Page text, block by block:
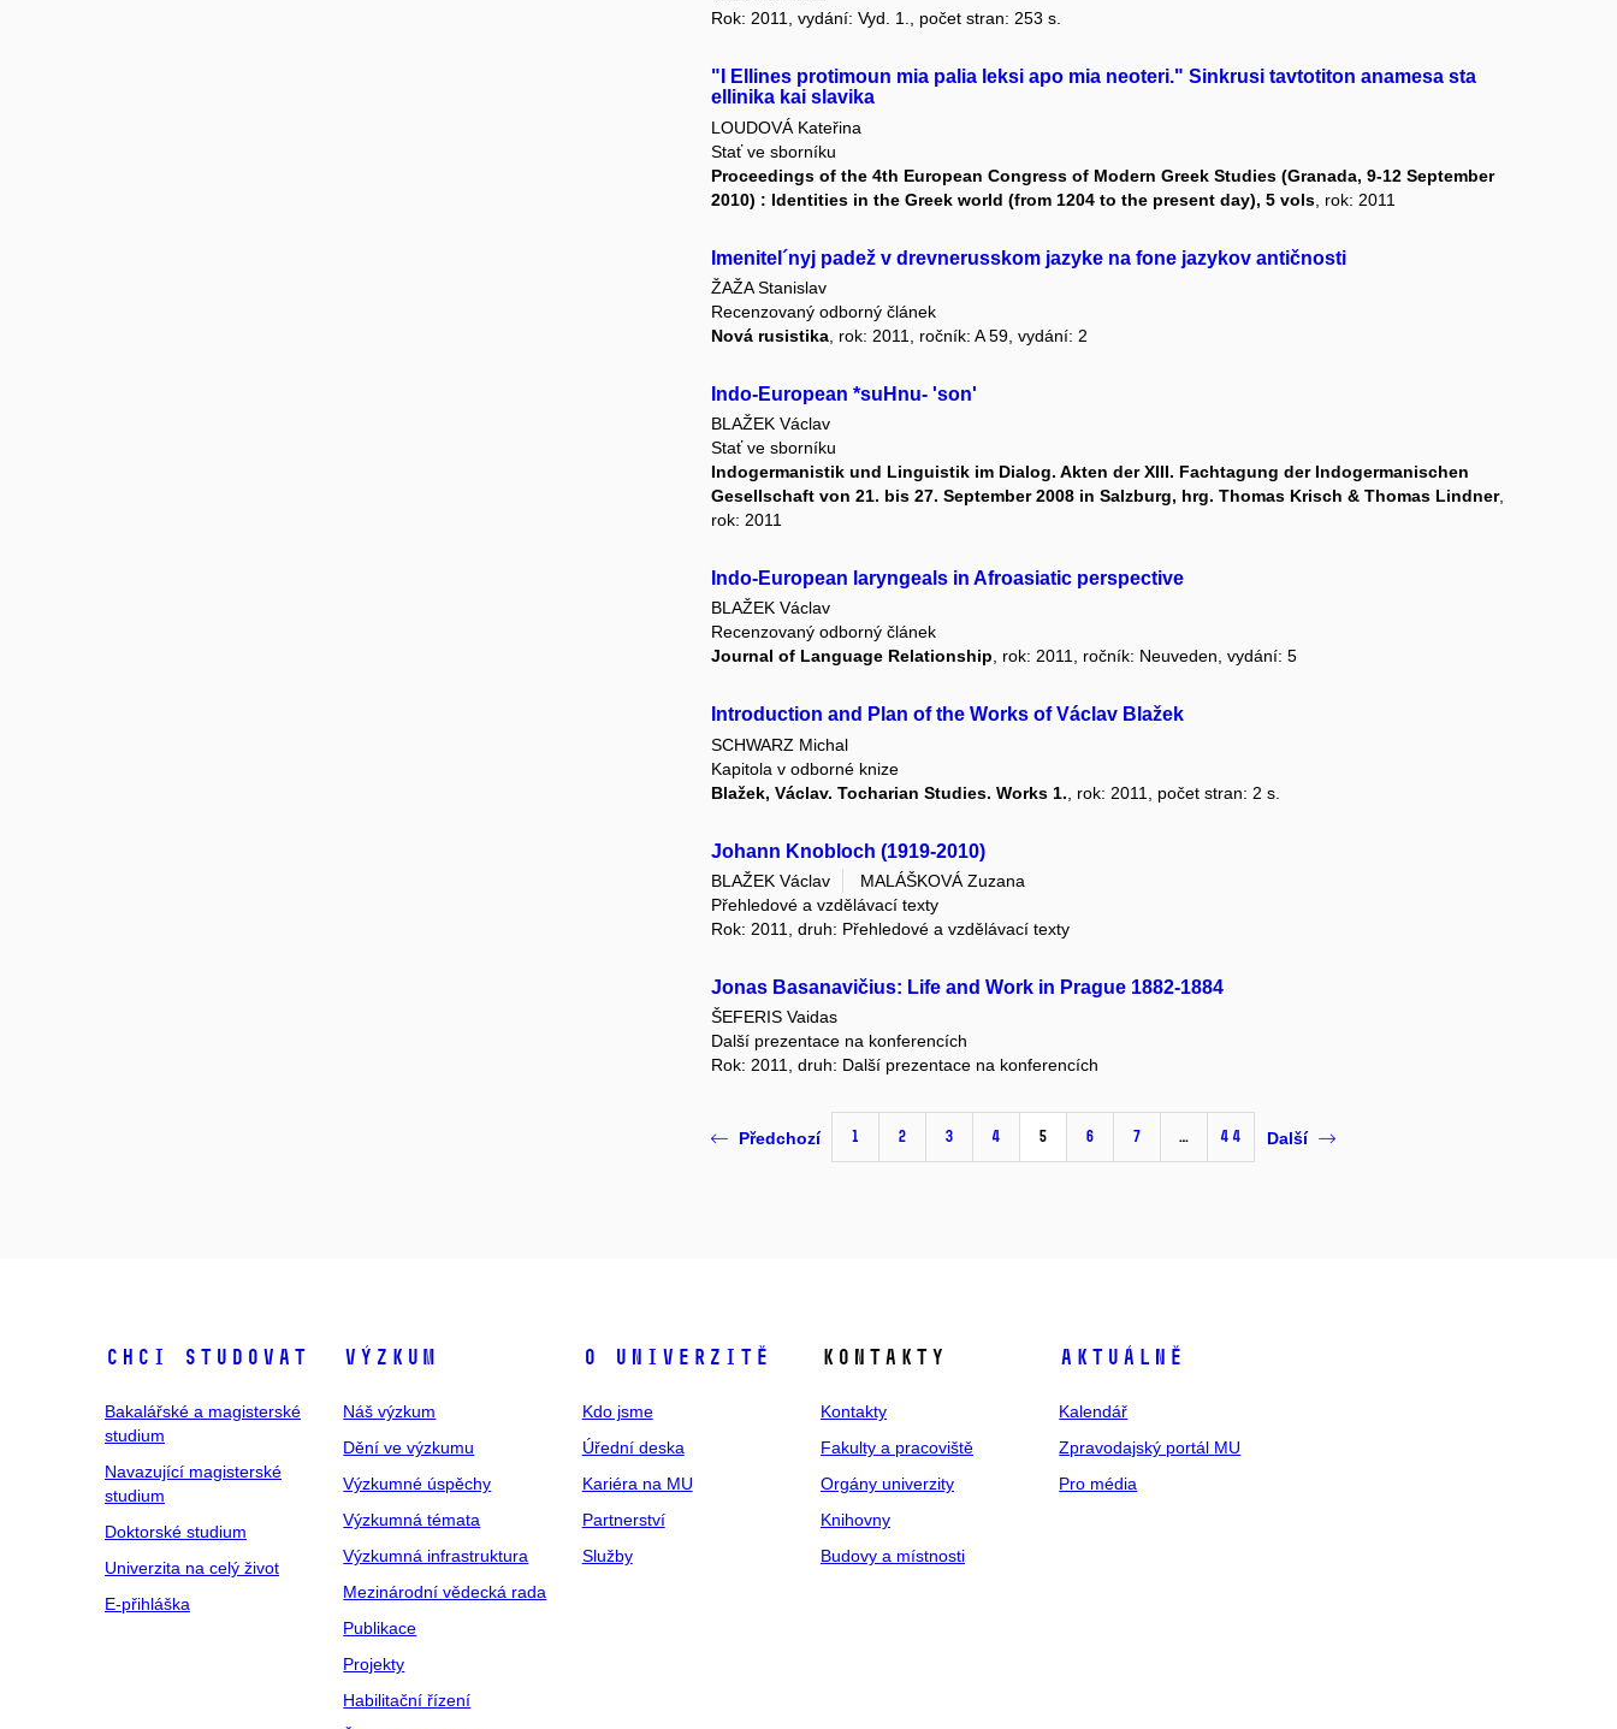
Rok: 2011, vydání: Vyd. 1., počet stran: 253 s.
"I Ellines protimoun mia palia leksi apo mia neoteri." Sinkrusi tavtotiton anamesa sta
ellinika kai slavika
LOUDOVÁ Kateřina
Stať ve sborníku
Proceedings of the 4th European Congress of Modern Greek Studies (Granada, 9-12 September
2010) : Identities in the Greek world (from 1204 to the present day), 5 vols , rok: 2011
Imenitel´nyj padež v drevnerusskom jazyke na fone jazykov antičnosti
ŽAŽA Stanislav
Recenzovaný odborný článek
Nová rusistika , rok: 2011, ročník: A 59, vydání: 2
Indo-European *suHnu- 'son'
BLAŽEK Václav
Stať ve sborníku
Indogermanistik und Linguistik im Dialog. Akten der XIII. Fachtagung der Indogermanischen
Gesellschaft von 21. bis 27. September 2008 in Salzburg, hrg. Thomas Krisch & Thomas Lindner,
rok: 2011
Indo-European laryngeals in Afroasiatic perspective
BLAŽEK Václav
Recenzovaný odborný článek
Journal of Language Relationship, rok: 2011, ročník: Neuveden, vydání: 5
Introduction and Plan of the Works of Václav Blažek
SCHWARZ Michal
Kapitola v odborné knize
Blažek, Václav. Tocharian Studies. Works 1. , rok: 2011, počet stran: 2 s.
Johann Knobloch (1919-2010)
BLAŽEK Václav
MALÁŠKOVÁ Zuzana
Přehledové a vzdělávací texty
Rok: 2011, druh: Přehledové a vzdělávací texty
Jonas Basanavičius: Life and Work in Prague 1882-1884
ŠEFERIS Vaidas
Další prezentace na konferencích
Rok: 2011, druh: Další prezentace na konferencích
Předchozí 1 2 3 4 5 6 7 … 44 Další
Chci studovat
Bakalářské a magisterské
studium
Navazující magisterské
studium
Doktorské studium
Univerzita na celý život
E-přihláška
Výzkum
Náš výzkum
Dění ve výzkumu
Výzkumné úspěchy
Výzkumná témata
Výzkumná infrastruktura
Mezinárodní vědecká rada
Publikace
Projekty
Habilitační řízení
O univerzitě
Kdo jsme
Úřední deska
Kariéra na MU
Partnerství
Služby
Kontakty
Kontakty
Fakulty a pracoviště
Orgány univerzity
Knihovny
Budovy a místnosti
Aktuálně
Kalendář
Zpravodajský portál MU
Pro média